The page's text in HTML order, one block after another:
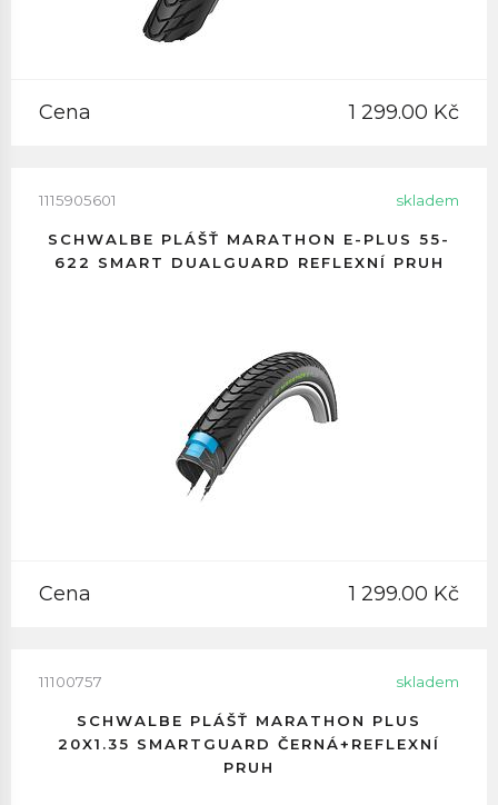
Cena 1 299.00 Kč
1115905601 skladem
SCHWALBE PLÁŠŤ MARATHON E-PLUS 55-
622 SMART DUALGUARD REFLEXNÍ PRUH
Cena 1 299.00 Kč
11100757 skladem
SCHWALBE PLÁŠŤ MARATHON PLUS
20X1.35 SMARTGUARD ČERNÁ+REFLEXNÍ
PRUH